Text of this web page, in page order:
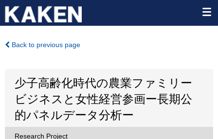
Back to previous page
少子高齢化時代の農業ファミリー
ビジネスと女性経営参画ー長期公
的パネルデータ分析ー
Research Project